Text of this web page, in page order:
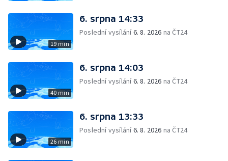
19 min
6. srpna 14:33
Poslední vysílání6. 8. 2026 na ČT24
40 min
6. srpna 14:03
Poslední vysílání6. 8. 2026 na ČT24
26 min
6. srpna 13:33
Poslední vysílání6. 8. 2026 na ČT24